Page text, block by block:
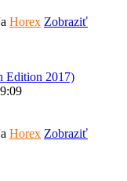
Horex Zobraziť
Edition 2017)
Horex Zobraziť